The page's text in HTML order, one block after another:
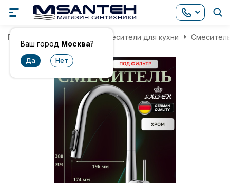
Ваш город Москва?
Главная Смесители для кухни